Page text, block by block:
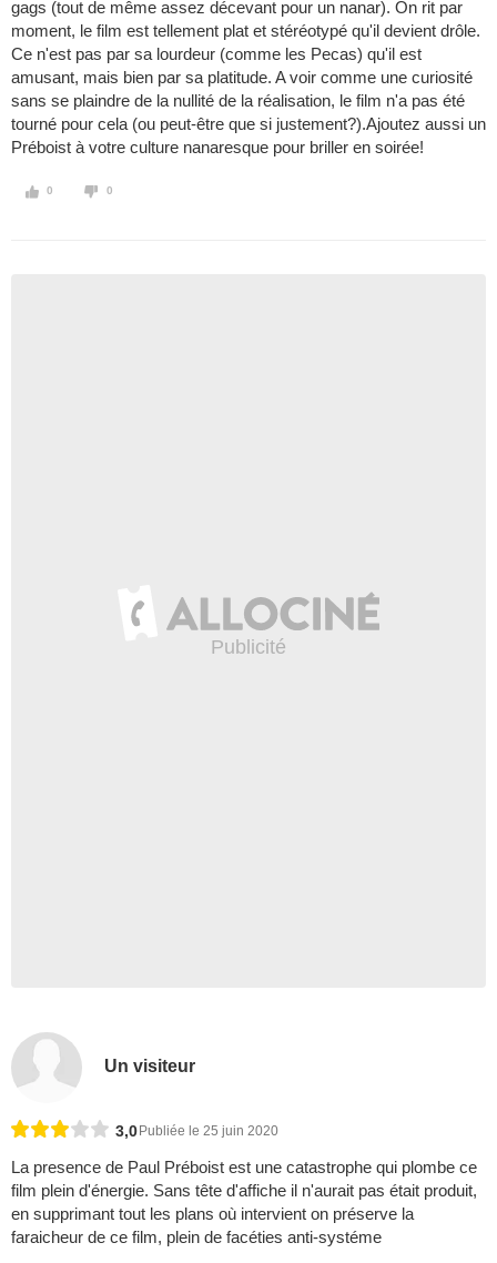
gags (tout de même assez décevant pour un nanar). On rit par
moment, le film est tellement plat et stéréotypé qu'il devient drôle.
Ce n'est pas par sa lourdeur (comme les Pecas) qu'il est
amusant, mais bien par sa platitude. A voir comme une curiosité
sans se plaindre de la nullité de la réalisation, le film n'a pas été
tourné pour cela (ou peut-être que si justement?).Ajoutez aussi un
Préboist à votre culture nanaresque pour briller en soirée!
0 0
Un visiteur
3,0 Publiée le 25 juin 2020
La presence de Paul Préboist est une catastrophe qui plombe ce
film plein d'énergie. Sans tête d'affiche il n'aurait pas était produit,
en supprimant tout les plans où intervient on préserve la
faraicheur de ce film, plein de facéties anti-systéme